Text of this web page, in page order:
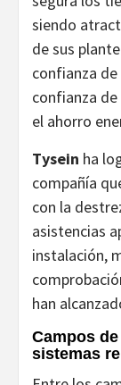
siendo
de sus
confianza
confianza
el ahorro
Tysein ha
compañía
con la
asistencias
instalación,
han
Campos
sistemas